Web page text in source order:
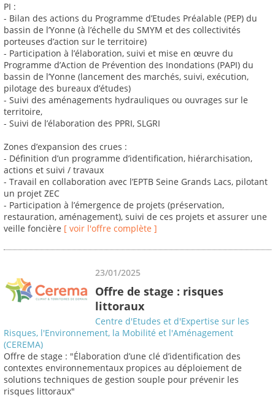
PI :
- Bilan des actions du Programme d’Etudes Préalable (PEP) du
bassin de l’Yonne (à l’échelle du SMYM et des collectivités
porteuses d’action sur le territoire)
- Participation à l’élaboration, suivi et mise en œuvre du
Programme d’Action de Prévention des Inondations (PAPI) du
bassin de l’Yonne (lancement des marchés, suivi, exécution,
pilotage des bureaux d’études)
- Suivi des aménagements hydrauliques ou ouvrages sur le
territoire,
- Suivi de l’élaboration des PPRI, SLGRI
Zones d’expansion des crues :
- Définition d’un programme d’identification, hiérarchisation,
actions et suivi / travaux
- Travail en collaboration avec l’EPTB Seine Grands Lacs, pilotant
un projet ZEC
- Participation à l’émergence de projets (préservation,
restauration, aménagement), suivi de ces projets et assurer une
veille foncière [ voir l'offre complète ]
23/01/2025
Offre de stage : risques
littoraux
Centre d'Etudes et d'Expertise sur les
Risques, l'Environnement, la Mobilité et l'Aménagement
(CEREMA)
Offre de stage : "Élaboration d’une clé d’identification des
contextes environnementaux propices au déploiement de
solutions techniques de gestion souple pour prévenir les
risques littoraux"